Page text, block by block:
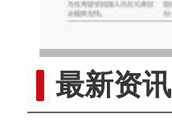
最新资讯